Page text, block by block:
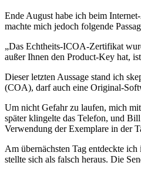
Ende August habe ich beim
machte mich jedoch folgende
„Das Echtheits-ICOA-Zertifikat
außer Ihnen den Product-Key hat,
Dieser letzten Aussage stand ich
(COA), darf auch eine Original-
Um nicht Gefahr zu laufen, mich
später klingelte das Telefon, und
Verwendung der Exemplare in der
Am übernächsten Tag entdeckte
stellte sich als falsch heraus. Die